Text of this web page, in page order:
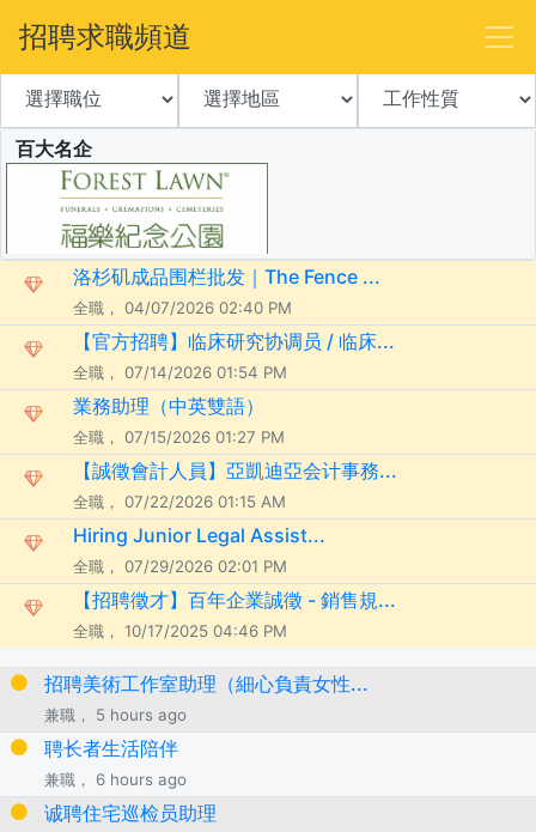
招聘求職頻道
百大名企
洛杉矶成品围栏批发｜The Fence ...
全職， 04/07/2026 02:40 PM
【官方招聘】临床研究协调员 / 临床...
全職， 07/14/2026 01:54 PM
業務助理（中英雙語）
全職， 07/15/2026 01:27 PM
【誠徵會計人員】亞凱迪亞会计事務...
全職， 07/22/2026 01:15 AM
Hiring Junior Legal Assist...
全職， 07/29/2026 02:01 PM
【招聘徵才】百年企業誠徵 - 銷售規...
全職， 10/17/2025 04:46 PM
招聘美術工作室助理（細心負責女性...
兼職， 5 hours ago
聘长者生活陪伴
兼職， 6 hours ago
诚聘住宅巡检员助理